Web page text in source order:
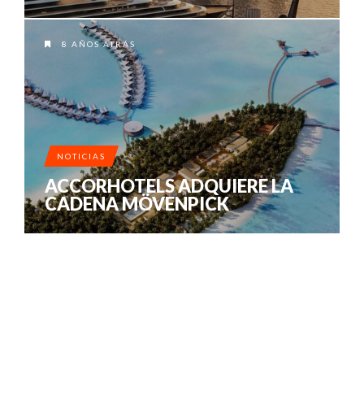
8 AÑOS ATRÁS
NOTICIAS
ACCORHOTELS ADQUIERE LA
CADENA MÖVENPICK